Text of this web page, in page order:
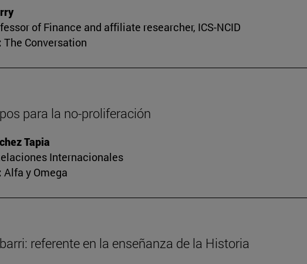
of Finance and affiliate researcher, ICS-NCID
The Conversation
para la no-proliferación
Tapia
Internacionales
Alfa y Omega
referente en la enseñanza de la Historia